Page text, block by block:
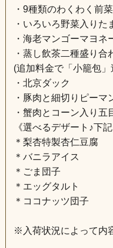
・9種類のわくわく前菜
・いろいろ野菜入りた
・海老マンゴーマヨネ
・蒸し飲茶二種盛り合
(追加料金で「小籠包
・北京ダック
・豚肉と細切りピーマ
・蟹肉とコーン入り五
《選べるデザート♪下
＊梨杏特製杏仁豆腐
＊バニラアイス
＊ごま団子
＊エッグタルト
＊ココナッツ団子
※入荷状況によって内